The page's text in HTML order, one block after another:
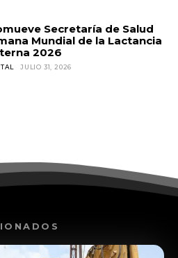
Secretaría de Salud
Mundial de la Lactancia
2026
JULIO 31, 2026